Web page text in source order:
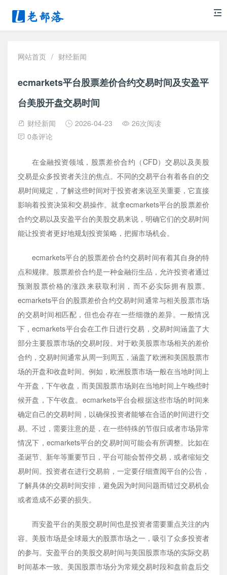
网站首页 / 财经新闻
ecmarkets平台股票差价合约交易时间及安盈平
台美股开盘交易时间
财经新闻 2026-04-23
26次阅读
0条评论
在金融投资领域，股票差价合约（CFD）交易以及美股
交易是众多投资者关注的焦点。不同的交易平台有着各自的交
易时间规定，了解这些时间对于投资者来说至关重要，它直接
影响着投资决策和交易操作。就拿ecmarkets平台的股票差价
合约交易以及安盈平台的美股交易来说，明确它们的交易时间
能让投资者更好地规划投资策略，把握市场机会。
ecmarkets平台的股票差价合约交易时间有着其自身的特
点和规律。股票差价合约是一种金融衍生品，允许投资者通过
预测股票价格的涨跌来获取利润，而不必实际拥有股票。
ecmarkets平台的股票差价合约交易时间通常与相关股票市场
的交易时间相匹配，但也会存在一些细微的差异。一般情况
下，ecmarkets平台会在工作日进行交易，交易时间涵盖了大
部分主要股票市场的交易时段。对于欧美股票市场相关的差价
合约，交易时间通常从周一到周五，涵盖了欧洲和美国股票市
场的开盘和收盘时间。例如，欧洲股票市场一般在当地时间上
午开盘，下午收盘，而美国股票市场则在当地时间上午晚些时
候开盘，下午收盘。ecmarkets平台会根据这些市场的时间来
确定自己的交易时间，以确保投资者能够在合适的时间进行交
易。不过，需要注意的是，在一些特殊的节假日或者市场异常
情况下，ecmarkets平台的交易时间可能会有所调整。比如在
圣诞节、新年等重要节日，平台可能会暂停交易，或者缩短交
易时间。投资者在进行交易前，一定要仔细查阅平台的公告，
了解具体的交易时间安排，避免因为时间问题而错过交易机会
或者造成不必要的损失。
而安盈平台的美股交易时间也是投资者需要重点关注的内
容。美股市场是全球最大的股票市场之一，吸引了众多投资者
的参与。安盈平台的美股交易时间与美国股票市场的实际交易
时间基本一致。美国股票市场分为常规交易时段和盘前盘后交